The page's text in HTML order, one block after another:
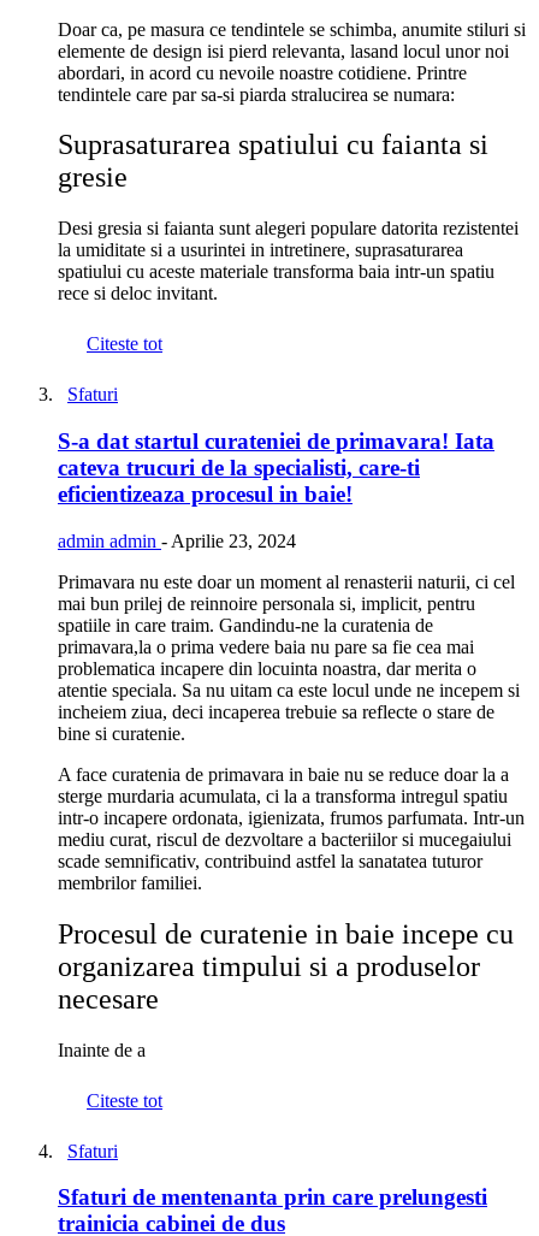
Doar ca, pe masura ce tendintele se schimba, anumite stiluri si
elemente de design isi pierd relevanta, lasand locul unor noi
abordari, in acord cu nevoile noastre cotidiene. Printre
tendintele care par sa-si piarda stralucirea se numara:
Suprasaturarea spatiului cu faianta si
gresie
Desi gresia si faianta sunt alegeri populare datorita rezistentei
la umiditate si a usurintei in intretinere, suprasaturarea
spatiului cu aceste materiale transforma baia intr-un spatiu
rece si deloc invitant.
Citeste tot
Sfaturi
S-a dat startul curateniei de primavara! Iata
cateva trucuri de la specialisti, care-ti
eficientizeaza procesul in baie!
admin admin - Aprilie 23, 2024
Primavara nu este doar un moment al renasterii naturii, ci cel
mai bun prilej de reinnoire personala si, implicit, pentru
spatiile in care traim. Gandindu-ne la curatenia de
primavara,la o prima vedere baia nu pare sa fie cea mai
problematica incapere din locuinta noastra, dar merita o
atentie speciala. Sa nu uitam ca este locul unde ne incepem si
incheiem ziua, deci incaperea trebuie sa reflecte o stare de
bine si curatenie.
A face curatenia de primavara in baie nu se reduce doar la a
sterge murdaria acumulata, ci la a transforma intregul spatiu
intr-o incapere ordonata, igienizata, frumos parfumata. Intr-un
mediu curat, riscul de dezvoltare a bacteriilor si mucegaiului
scade semnificativ, contribuind astfel la sanatatea tuturor
membrilor familiei.
Procesul de curatenie in baie incepe cu
organizarea timpului si a produselor
necesare
Inainte de a
Citeste tot
Sfaturi
Sfaturi de mentenanta prin care prelungesti
trainicia cabinei de dus